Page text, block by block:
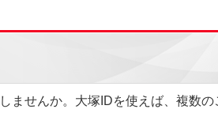
ませんか。大塚IDを使えば、複数の